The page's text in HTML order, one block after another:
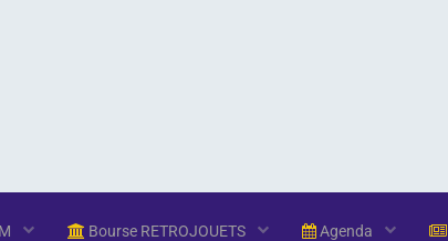
Bourse RETROJOUETS Agenda